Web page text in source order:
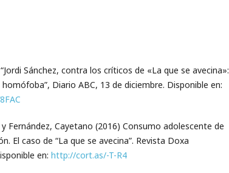
Sánchez, contra los críticos de «La que se avecina»:
Diario ABC, 13 de diciembre. Disponible en:
Fernández, Cayetano (2016) Consumo adolescente de
El caso de “La que se avecina”. Revista Doxa
en: http://cort.as/-T-R4